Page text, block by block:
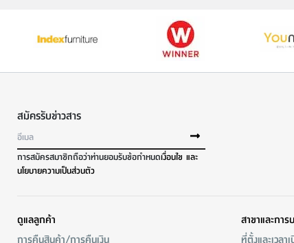
สมัครรับข่าวสาร
การสมัครสมาชิกถือว่าท่านยอมรับข้อกำหนดเงื่อนไข และ
นโยบายความเป็นส่วนตัว
ดูแลลูกค้า
การคืนสินค้า/การคืนเงิน
สาขาและการ
ที่ตั้งและเวล